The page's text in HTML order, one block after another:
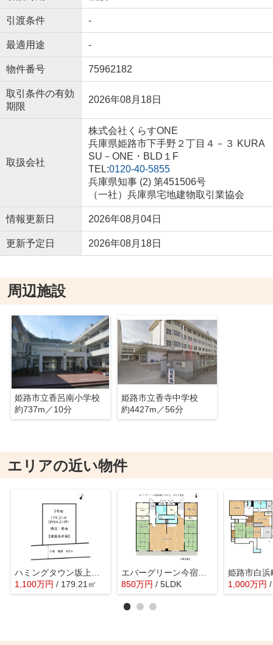
引渡条件 -
最適用途 -
物件番号 75962182
取引条件の有効
期限
2026年08月18日
取扱会社
株式会社くらすONE
兵庫県姫路市下手野２丁目４－３ KURA
SU－ONE・BLD１F
TEL:0120-40-5855
兵庫県知事 (2) 第451506号
（一社）兵庫県宅地建物取引業協会
情報更新日 2026年08月04日
更新予定日 2026年08月18日
周辺施設
姫路市立香呂南小学校
約737m／10分
姫路市立香寺中学校
約4427m／56分
エリアの近い物件
1,100万円 / 179.21㎡
エバーグリーン今宿Ａ棟【オーナチェンジ】
850万円 / 5LDK 1,000万円